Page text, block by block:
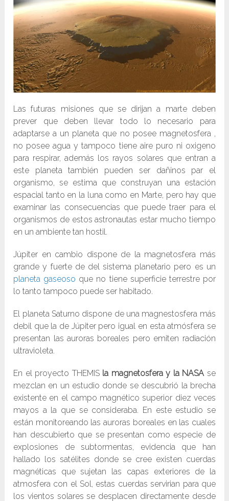
Las futuras misiones que se dirijan a marte deben
prever que deben llevar todo lo necesario para
adaptarse a un planeta que no posee magnetosfera ,
no posee agua y tampoco tiene aire puro ni oxigeno
para respirar, además los rayos solares que entran a
este planeta también pueden ser dañinos par el
organismo, se estima que construyan una estación
espacial tanto en la luna como en Marte, pero hay que
examinar las consecuencias que puede traer para el
organismos de estos astronautas estar mucho tiempo
en un ambiente tan hostil.
Júpiter en cambio dispone de la magnetosfera más
grande y fuerte de del sistema planetario pero es un
planeta gaseoso que no tiene superficie terrestre por
lo tanto tampoco puede ser habitado.
El planeta Saturno dispone de una magnestosfera más
debil que la de Júpiter pero igual en esta atmósfera se
presentan las auroras boreales pero emiten radiación
ultravioleta.
En el proyecto THEMIS la magnetosfera y la NASAse
mezclan en un estudio donde se descubrió la brecha
existente en el campo magnético superior diez veces
mayos a la que se consideraba. En este estudio se
están monitoreando las auroras boreales en las cuales
han descubierto que se presentan como especie de
explosiones de subtormentas, evidencia que han
hallado los satélites donde se cree existen cuerdas
magnéticas que sujetan las capas exteriores de la
atmosfera con el Sol, estas cuerdas servirian para que
los vientos solares se desplacen directamente desde